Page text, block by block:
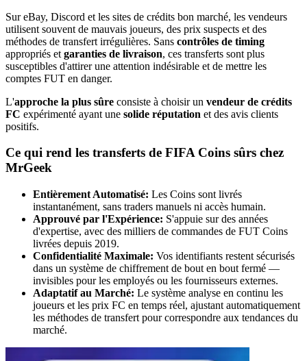
Sur eBay, Discord et les sites de crédits bon marché, les vendeurs
utilisent souvent de mauvais joueurs, des prix suspects et des
méthodes de transfert irrégulières. Sans contrôles de timing
appropriés et garanties de livraison, ces transferts sont plus
susceptibles d'attirer une attention indésirable et de mettre les
comptes FUT en danger.
L'approche la plus sûre consiste à choisir un vendeur de crédits
FC expérimenté ayant une solide réputation et des avis clients
positifs.
Ce qui rend les transferts de FIFA Coins sûrs chez
MrGeek
Entièrement Automatisé: Les Coins sont livrés
instantanément, sans traders manuels ni accès humain.
Approuvé par l'Expérience: S'appuie sur des années
d'expertise, avec des milliers de commandes de FUT Coins
livrées depuis 2019.
Confidentialité Maximale: Vos identifiants restent sécurisés
dans un système de chiffrement de bout en bout fermé —
invisibles pour les employés ou les fournisseurs externes.
Adaptatif au Marché: Le système analyse en continu les
joueurs et les prix FC en temps réel, ajustant automatiquement
les méthodes de transfert pour correspondre aux tendances du
marché.